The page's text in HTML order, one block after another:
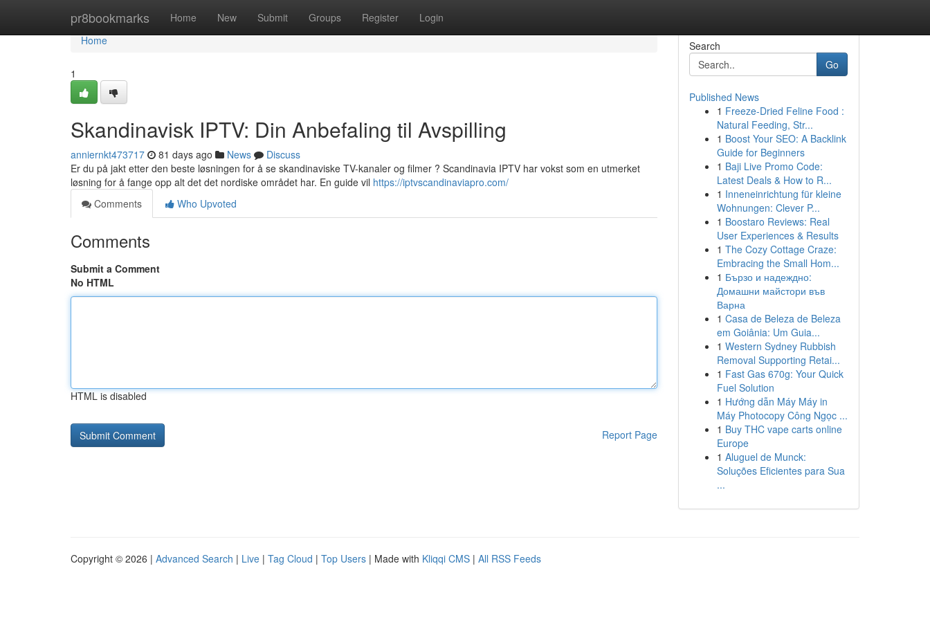
pr8bookmarks Home New Submit Groups Register Login
Home
Home
1
Skandinavisk IPTV: Din Anbefaling til Avspilling
anniernkt473717 81 days ago News
Discuss
Er du på jakt etter den beste løsningen for å se skandinaviske TV-kanaler og filmer ? Scandinavia IPTV har vokst som en utmerket
løsning for å fange opp alt det det nordiske området har. En guide vil https://iptvscandinaviapro.com/
Comments
Who Upvoted
Comments
Submit a Comment
No HTML
HTML is disabled
Report Page
Search
Go
Published News
1 Freeze-Dried Feline Food :
Natural Feeding, Str...
1 Boost Your SEO: A Backlink
Guide for Beginners
1 Baji Live Promo Code:
Latest Deals & How to R...
1 Inneneinrichtung für kleine
Wohnungen: Clever P...
1 Boostaro Reviews: Real
User Experiences & Results
1 The Cozy Cottage Craze:
Embracing the Small Hom...
1 Бързо и надеждно:
Домашни майстори във
Варна
1 Casa de Beleza de Beleza
em Goiânia: Um Guia...
1 Western Sydney Rubbish
Removal Supporting Retai...
1 Fast Gas 670g: Your Quick
Fuel Solution
1 Hướng dẫn Máy Máy in
Máy Photocopy Công Ngọc ...
1 Buy THC vape carts online
Europe
1 Aluguel de Munck:
Soluções Eficientes para Sua
...
Copyright © 2026 | Advanced Search | Live | Tag Cloud | Top Users | Made with Kliqqi CMS | All RSS Feeds